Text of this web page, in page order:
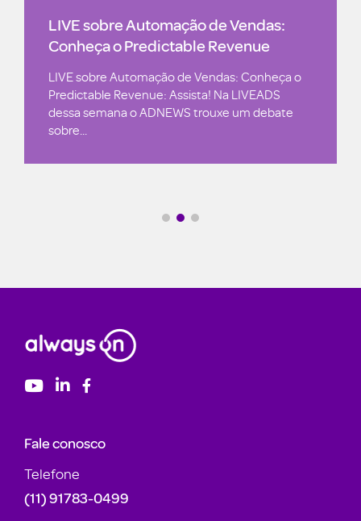
LIVE sobre Automação de Vendas:
Conheça o Predictable Revenue
LIVE sobre Automação de Vendas: Conheça o
Predictable Revenue: Assista! Na LIVEADS
dessa semana o ADNEWS trouxe um debate
sobre...
Fale conosco
Telefone
(11) 91783-0499